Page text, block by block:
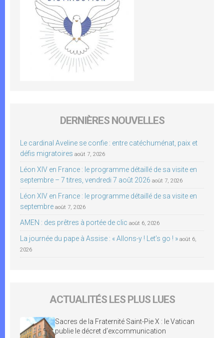
DERNIÈRES NOUVELLES
Le cardinal Aveline se confie : entre catéchuménat, paix et
défis migratoires août 7, 2026
Léon XIV en France : le programme détaillé de sa visite en
septembre – 7 titres, vendredi 7 août 2026 août 7, 2026
Léon XIV en France : le programme détaillé de sa visite en
septembre août 7, 2026
AMEN : des prêtres à portée de clic août 6, 2026
La journée du pape à Assise : « Allons-y ! Let’s go ! » août 6,
2026
ACTUALITÉS LES PLUS LUES
Sacres de la Fraternité Saint-Pie X : le Vatican
publie le décret d’excommunication